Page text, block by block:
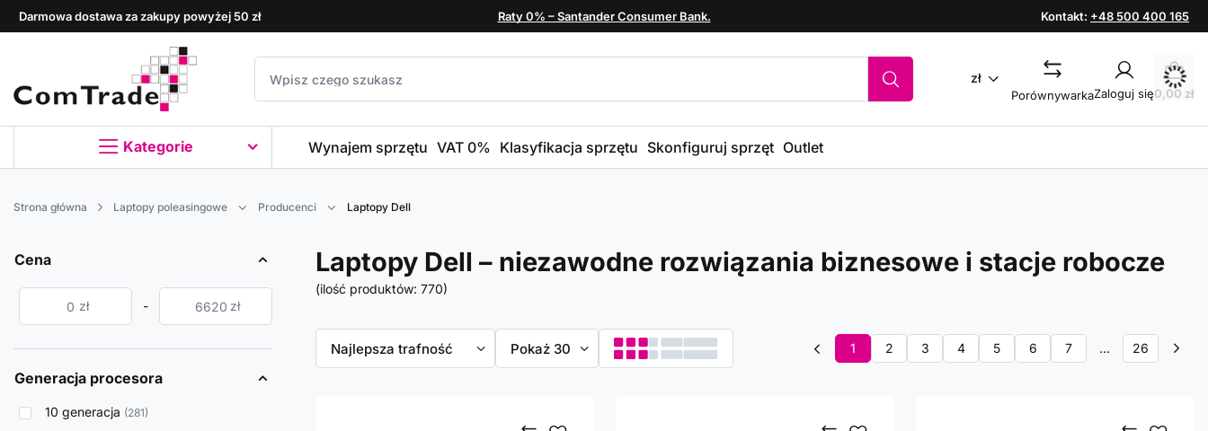
Darmowa dostawa za zakupy powyżej 50 zł Raty 0% – Santander Consumer Bank. Kontakt: +48 500 400 165
zł
PorównywarkaZaloguj się0,00 zł
Kategorie Wynajem sprzętu VAT 0% Klasyfikacja sprzętu Skonfiguruj sprzęt Outlet
Strona główna Laptopy poleasingowe Producenci Laptopy Dell
Cena
zł - zł
Generacja procesora
10 generacja 281
Laptopy Dell – niezawodne rozwiązania biznesowe i stacje robocze
(ilość produktów: 770)
Zmień sortowanie
Najlepsza trafność Zmień ilość wyświetlanych produktów
Pokaż 30 1 2 3 4 5 6 7 ... 26